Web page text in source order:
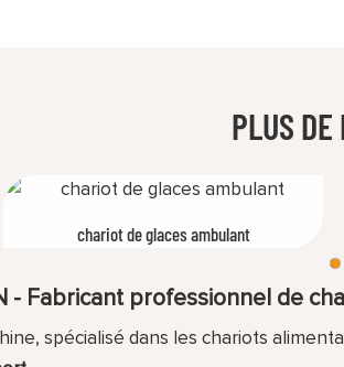
PLUS DE
chariot de glaces ambulant
- Fabricant professionnel de
spécialisé dans les chariots